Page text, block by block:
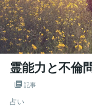
霊能力と不倫
記事
占い